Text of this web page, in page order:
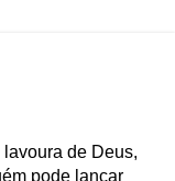
de Deus,
pode lançar